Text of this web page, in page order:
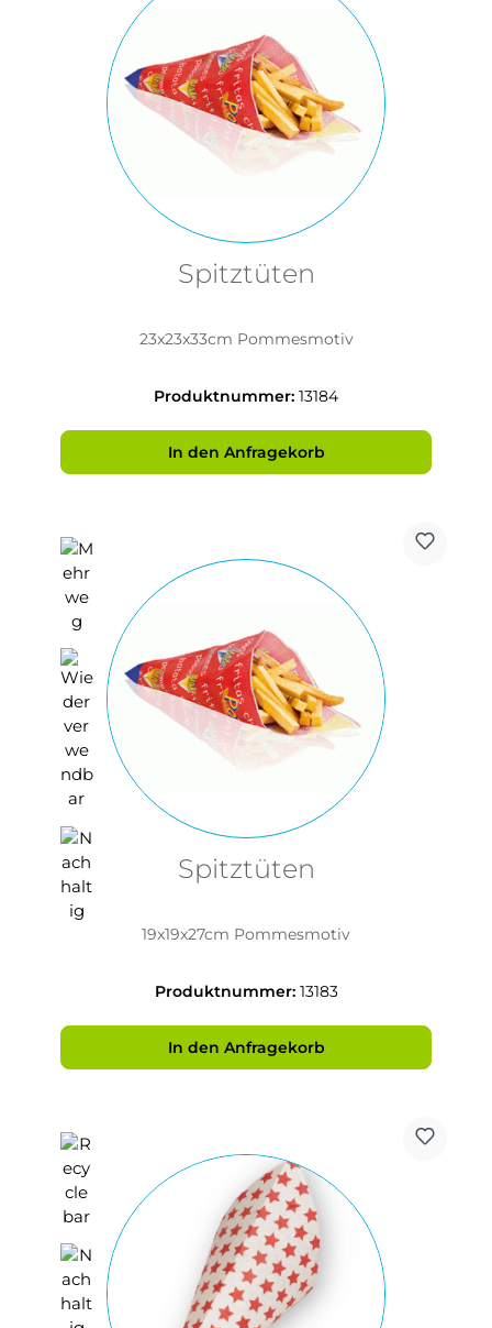
Spitztüten
23x23x33cm Pommesmotiv
Produktnummer: 13184
In den Anfragekorb
Spitztüten
19x19x27cm Pommesmotiv
Produktnummer: 13183
In den Anfragekorb